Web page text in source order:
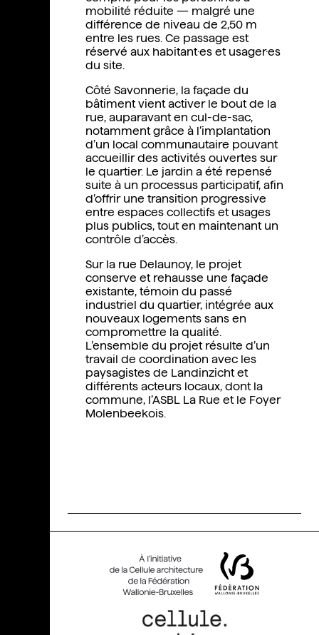
mobilité réduite — malgré une
différence de niveau de 2,50 m
entre les rues. Ce passage est
réservé aux habitant·es et usager·es
du site.
Côté Savonnerie, la façade du
bâtiment vient activer le bout de la
rue, auparavant en cul-de-sac,
notamment grâce à l’implantation
d’un local communautaire pouvant
accueillir des activités ouvertes sur
le quartier. Le jardin a été repensé
suite à un processus participatif, afin
d’offrir une transition progressive
entre espaces collectifs et usages
plus publics, tout en maintenant un
contrôle d’accès.
Sur la rue Delaunoy, le projet
conserve et rehausse une façade
existante, témoin du passé
industriel du quartier, intégrée aux
nouveaux logements sans en
compromettre la qualité.
L’ensemble du projet résulte d’un
travail de coordination avec les
paysagistes de Landinzicht et
différents acteurs locaux, dont la
commune, l’ASBL La Rue et le Foyer
Molenbeekois.